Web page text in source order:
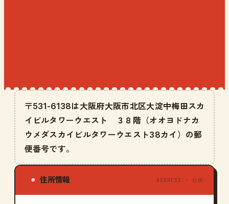
〒531-6138は大阪府大阪市北区大淀中梅田スカ
イビルタワーウエスト ３８階（オオヨドナカ
ウメダスカイビルタワーウエスト38カイ）の郵
便番号です。
◉ 住所情報 ADDRESS · 住所